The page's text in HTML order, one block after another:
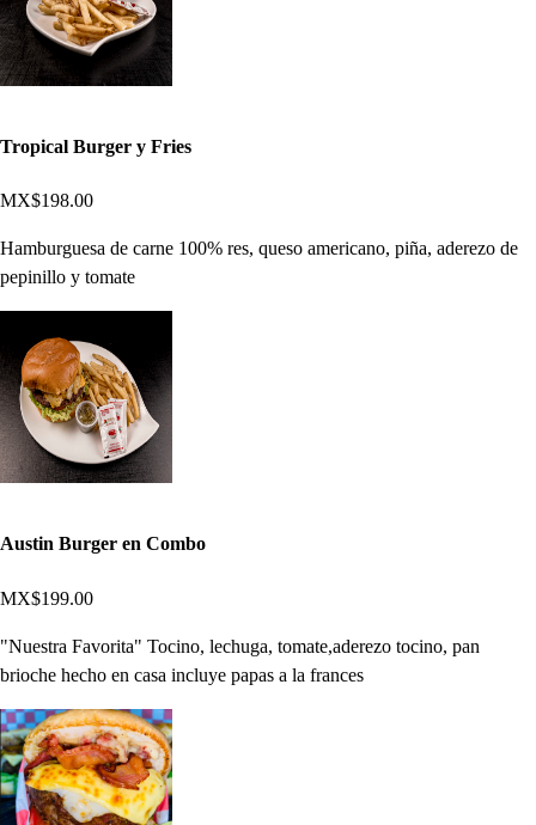
Tropical Burger y Fries
MX$198.00
Hamburguesa de carne 100% res, queso americano, piña, aderezo de
pepinillo y tomate
Austin Burger en Combo
MX$199.00
"Nuestra Favorita" Tocino, lechuga, tomate,aderezo tocino, pan
brioche hecho en casa incluye papas a la frances